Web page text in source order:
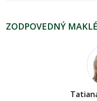
ZODPOVEDNÝ